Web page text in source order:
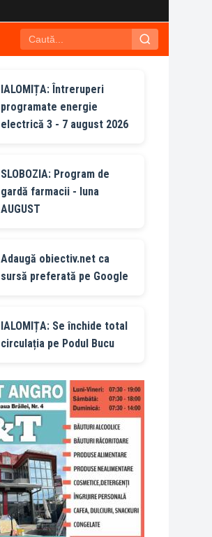
IALOMIȚA: Întreruperi
programate energie
electrică 3 - 7 august 2026
SLOBOZIA: Program de
gardă farmacii - luna
AUGUST
Adaugă obiectiv.net ca
sursă preferată pe Google
IALOMIȚA: Se închide total
circulația pe Podul Bucu